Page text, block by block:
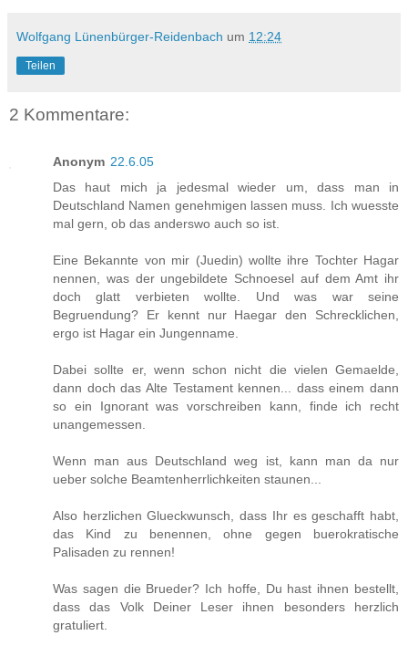
Wolfgang Lünenbürger-Reidenbach um 12:24
Teilen
2 Kommentare:
Anonym 22.6.05
Das haut mich ja jedesmal wieder um, dass man in
Deutschland Namen genehmigen lassen muss. Ich wuesste
mal gern, ob das anderswo auch so ist.
Eine Bekannte von mir (Juedin) wollte ihre Tochter Hagar
nennen, was der ungebildete Schnoesel auf dem Amt ihr
doch glatt verbieten wollte. Und was war seine
Begruendung? Er kennt nur Haegar den Schrecklichen,
ergo ist Hagar ein Jungenname.
Dabei sollte er, wenn schon nicht die vielen Gemaelde,
dann doch das Alte Testament kennen... dass einem dann
so ein Ignorant was vorschreiben kann, finde ich recht
unangemessen.
Wenn man aus Deutschland weg ist, kann man da nur
ueber solche Beamtenherrlichkeiten staunen...
Also herzlichen Glueckwunsch, dass Ihr es geschafft habt,
das Kind zu benennen, ohne gegen buerokratische
Palisaden zu rennen!
Was sagen die Brueder? Ich hoffe, Du hast ihnen bestellt,
dass das Volk Deiner Leser ihnen besonders herzlich
gratuliert.